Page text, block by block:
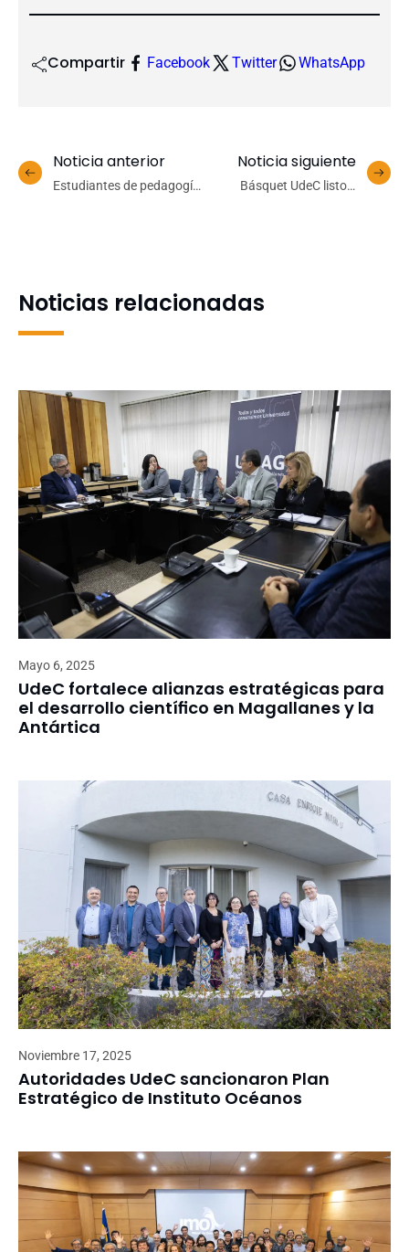
Compartir Facebook Twitter WhatsApp
Noticia anterior
Estudiantes de pedagogía
Noticia siguiente
Básquet UdeC listo y
Noticias relacionadas
Mayo 6, 2025
UdeC fortalece alianzas estratégicas para
el desarrollo científico en Magallanes y la
Antártica
Noviembre 17, 2025
Autoridades UdeC sancionaron Plan
Estratégico de Instituto Océanos